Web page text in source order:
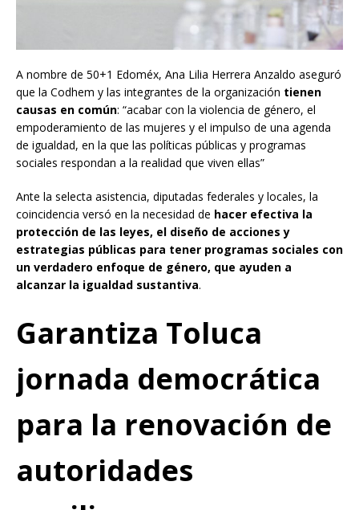
A nombre de 50+1 Edoméx, Ana Lilia Herrera Anzaldo aseguró
que la Codhem y las integrantes de la organización tienen
causas en común: “acabar con la violencia de género, el
empoderamiento de las mujeres y el impulso de una agenda
de igualdad, en la que las políticas públicas y programas
sociales respondan a la realidad que viven ellas”
Ante la selecta asistencia, diputadas federales y locales, la
coincidencia versó en la necesidad de hacer efectiva la
protección de las leyes, el diseño de acciones y
estrategias públicas para tener programas sociales con
un verdadero enfoque de género, que ayuden a
alcanzar la igualdad sustantiva.
Garantiza Toluca
jornada democrática
para la renovación de
autoridades